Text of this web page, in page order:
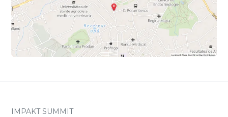
IMPAKT SUMMIT